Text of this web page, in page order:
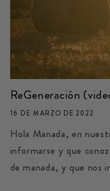
ReGeneración
16 DE MARZO DE 2022
Hola Manada, en
informarse y que
de manada, y que nos